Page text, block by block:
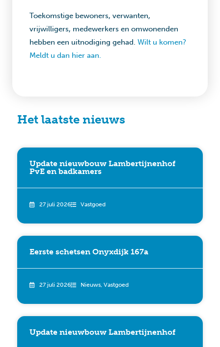
Toekomstige bewoners, verwanten,
vrijwilligers, medewerkers en omwonenden
hebben een uitnodiging gehad. Wilt u komen?
Meldt u dan hier aan.
Het laatste nieuws
Update nieuwbouw Lambertijnenhof
PvE en badkamers
27 juli 2026 Vastgoed
Eerste schetsen Onyxdijk 167a
27 juli 2026 Nieuws, Vastgoed
Update nieuwbouw Lambertijnenhof